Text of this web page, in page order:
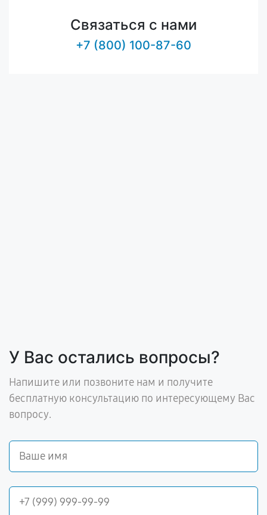
Связаться с нами
+7 (800) 100-87-60
У Вас остались вопросы?
Напишите или позвоните нам и получите
бесплатную консультацию по интересующему Вас
вопросу.